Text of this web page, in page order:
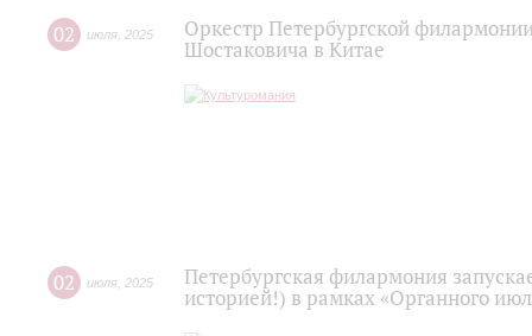
02 июля 2025
Оркестр Петербургской
Шостаковича в Китае
02 июля 2025
Петербургская филармония
историей!) в рамках «Органного